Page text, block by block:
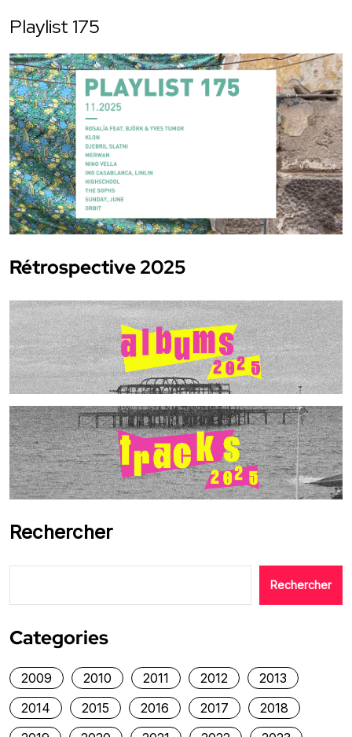
Playlist 175
Rétrospective 2025
Rechercher
Rechercher
Categories
2009 2010 2011 2012
2013
2014
2015 2016 2017
2018